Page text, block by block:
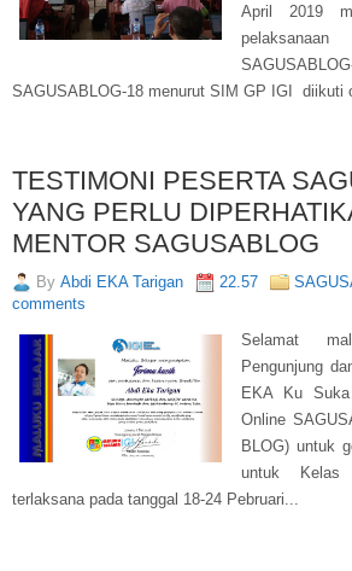
April 2019
SAGUSABLOG-18 menurut SIM GP IGI diikuti
TESTIMONI PESERTA
YANG PERLU
MENTOR SAGUSABLOG
By Abdi EKA Tarigan 22.57
comments
Selamat
Pengunjung
EKA Ku
Online
BLOG) untuk
untuk
terlaksana pada tanggal 18-24 Pebruari...